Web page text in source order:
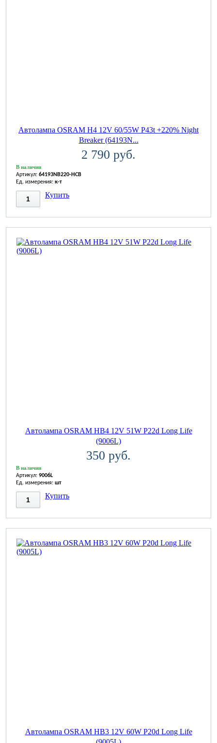
Автолампа OSRAM H4 12V 60/55W P43t +220% Night
Breaker (64193N...
2 790 руб.
В наличии
Артикул: 64193NB220-HCB
Ед. измерения: к-т
Купить
Автолампа OSRAM НВ4 12V 51W P22d Long Life
(9006L)
350 руб.
В наличии
Артикул: 9006L
Ед. измерения: шт
Купить
Автолампа OSRAM НВ3 12V 60W P20d Long Life